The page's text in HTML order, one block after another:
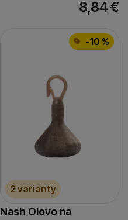
8,84€
-10 %
2 varianty
Nash Olovo na